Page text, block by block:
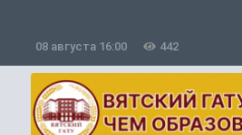
08 августа 16:00 442